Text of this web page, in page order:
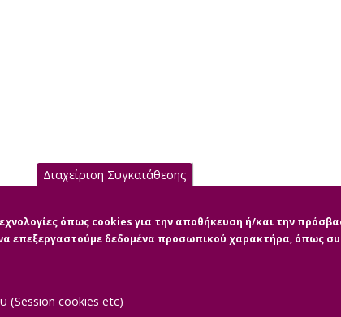
Διαχείριση Συγκατάθεσης
όπως cookies για την αποθήκευση ή/και την
επεξεργαστούμε δεδομένα προσωπικού χαρακτήρα, όπως
(Session cookies etc)